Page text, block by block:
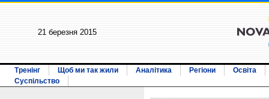
21 березня 2015
Тренінг Щоб ми так жили Аналітика Регіони
Освіта
Суспільство